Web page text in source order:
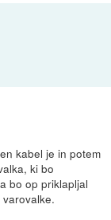
kabel je in potem
ki bo
bo op priklapljal